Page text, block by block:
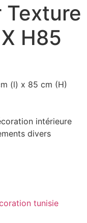
Texture
H85
(l) x 85 cm (H)
intérieure
divers
tunisie